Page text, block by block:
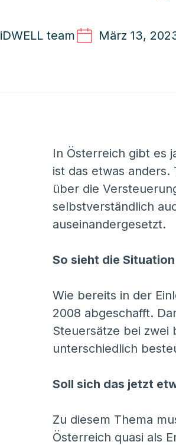
iDWELL team März 13,
In Österreich gibt es
ist das etwas
über die
selbstverständlich
auseinandergesetzt.
So sieht die
Wie bereits in der
2008 abgeschafft.
Steuersätze bei zwei
unterschiedlich
Soll sich das jetzt
Zu diesem Thema
Österreich quasi als